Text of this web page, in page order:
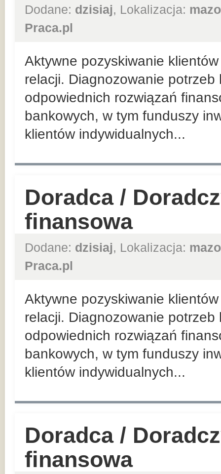
Dodane: dzisiaj, Lokalizacja:
Praca.pl
Aktywne pozyskiwanie
relacji. Diagnozowanie
odpowiednich rozwiązań
bankowych, w tym funduszy
klientów indywidualnych...
Doradca /
finansowa
Dodane: dzisiaj, Lokalizacja:
Praca.pl
Aktywne pozyskiwanie
relacji. Diagnozowanie
odpowiednich rozwiązań
bankowych, w tym funduszy
klientów indywidualnych...
Doradca /
finansowa